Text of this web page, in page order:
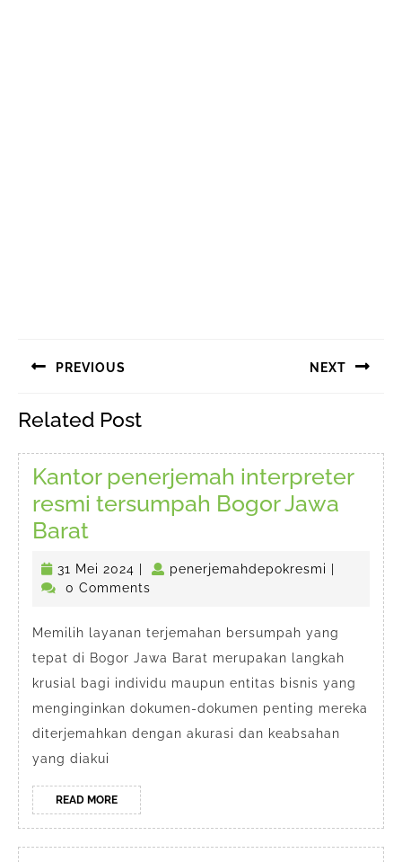
pos
PREVIOUS
post:
NEXT
Related Post
Kantor penerjemah interpreter
resmi tersumpah Bogor Jawa
BaratKantor
penerjemah
interpreter
tersumpah
Bogor
Jawa
Barat
31 Mei 2024 31
Mei
penerjemahdepokresmi
0 Comments
Memilih layanan terjemahan bersumpah yang
tepat di Bogor Jawa Barat merupakan langkah
krusial bagi individu maupun entitas bisnis yang
menginginkan dokumen-dokumen penting mereka
diterjemahkan dengan akurasi dan keabsahan
yang diakui
READ MOREREAD
MORE